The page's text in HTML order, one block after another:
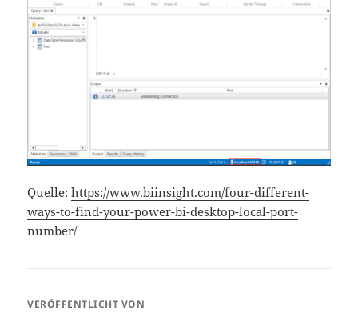
Quelle:https://www.biinsight.com/four-different-
ways-to-find-your-power-bi-desktop-local-port-
number/
VERÖFFENTLICHT VON